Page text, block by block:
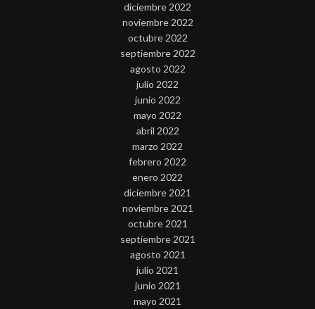
diciembre 2022
noviembre 2022
octubre 2022
septiembre 2022
agosto 2022
julio 2022
junio 2022
mayo 2022
abril 2022
marzo 2022
febrero 2022
enero 2022
diciembre 2021
noviembre 2021
octubre 2021
septiembre 2021
agosto 2021
julio 2021
junio 2021
mayo 2021